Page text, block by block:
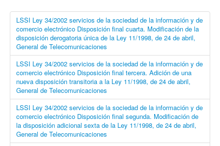
LSSI Ley 34/2002 servicios de la sociedad de la información y de
comercio electrónico Disposición final cuarta. Modificación de la
disposición derogatoria única de la Ley 11/1998, de 24 de abril,
General de Telecomunicaciones
LSSI Ley 34/2002 servicios de la sociedad de la información y de
comercio electrónico Disposición final tercera. Adición de una
nueva disposición transitoria a la Ley 11/1998, de 24 de abril,
General de Telecomunicaciones
LSSI Ley 34/2002 servicios de la sociedad de la información y de
comercio electrónico Disposición final segunda. Modificación de
la disposición adicional sexta de la Ley 11/1998, de 24 de abril,
General de Telecomunicaciones